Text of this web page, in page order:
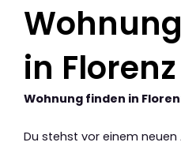
in Florenz
Wohnung finden in
Du stehst vor einem